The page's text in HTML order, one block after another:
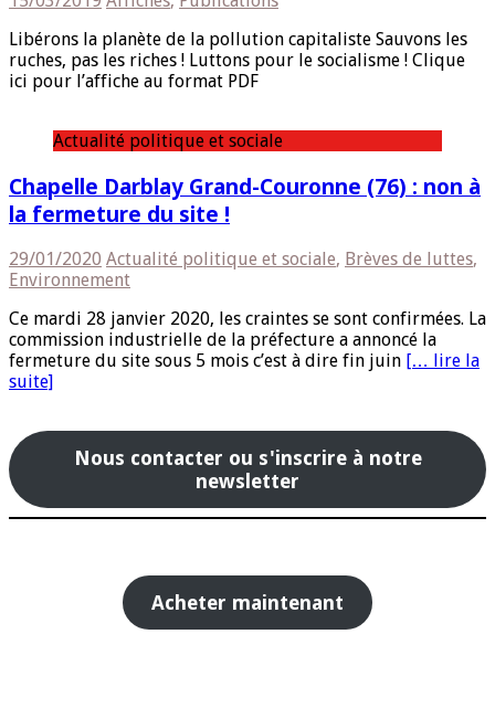
Libérons la planète de la pollution capitaliste Sauvons les
ruches, pas les riches ! Luttons pour le socialisme ! Clique
ici pour l’affiche au format PDF
Actualité politique et sociale
Chapelle Darblay Grand-Couronne (76) : non à
la fermeture du site !
29/01/2020 Actualité politique et sociale, Brèves de luttes,
Environnement
Ce mardi 28 janvier 2020, les craintes se sont confirmées. La
commission industrielle de la préfecture a annoncé la
fermeture du site sous 5 mois c’est à dire fin juin [… lire la
suite]
Nous contacter ou s'inscrire à notre
newsletter
Acheter maintenant